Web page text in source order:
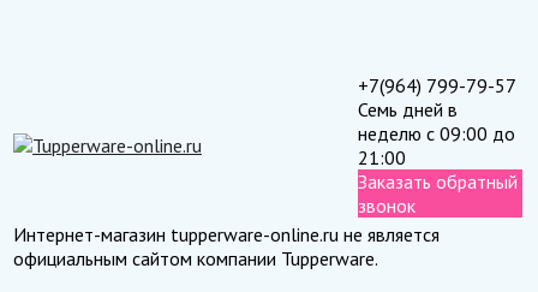
+7(964) 799-79-57
Семь дней в
неделю с 09:00 до
21:00
Заказать обратный
звонок
Интернет-магазин tupperware-online.ru не является
официальным сайтом компании Tupperware.